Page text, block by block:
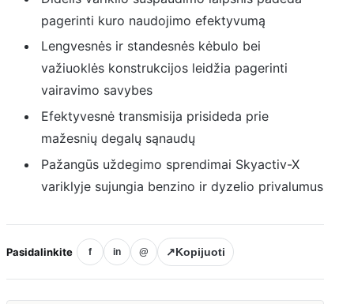
pagerinti kuro naudojimo efektyvumą
Lengvesnės ir standesnės kėbulo bei
važiuoklės konstrukcijos leidžia pagerinti
vairavimo savybes
Efektyvesnė transmisija prisideda prie
mažesnių degalų sąnaudų
Pažangūs uždegimo sprendimai Skyactiv-X
variklyje sujungia benzino ir dyzelio privalumus
Pasidalinkite f in @ ↗Kopijuoti